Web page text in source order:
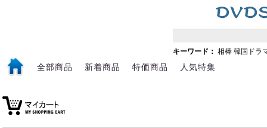
キーワード： 相棒 韓国ドラ
全部商品 新着商品 特価商品 人気特集